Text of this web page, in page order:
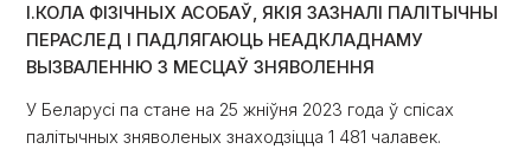
I.КОЛА ФІЗІЧНЫХ АСОБАЎ, ЯКІЯ ЗАЗНАЛІ ПАЛІТЫЧНЫ
ПЕРАСЛЕД І ПАДЛЯГАЮЦЬ НЕАДКЛАДНАМУ
ВЫЗВАЛЕННЮ З МЕСЦАЎ ЗНЯВОЛЕННЯ
У Беларусі па стане на 25 жніўня 2023 года ў спісах
палітычных зняволеных знаходзіцца 1 481 чалавек.